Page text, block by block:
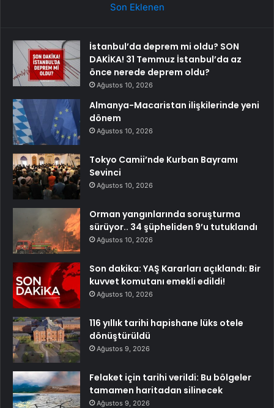
Son Eklenen
İstanbul’da deprem mi oldu? SON
DAKİKA! 31 Temmuz İstanbul’da az
önce nerede deprem oldu?
Ağustos 10, 2026
Almanya-Macaristan ilişkilerinde yeni
dönem
Ağustos 10, 2026
Tokyo Camii’nde Kurban Bayramı
Sevinci
Ağustos 10, 2026
Orman yangınlarında soruşturma
sürüyor.. 34 şüpheliden 9’u tutuklandı
Ağustos 10, 2026
Son dakika: YAŞ Kararları açıklandı: Bir
kuvvet komutanı emekli edildi!
Ağustos 10, 2026
116 yıllık tarihi hapishane lüks otele
dönüştürüldü
Ağustos 9, 2026
Felaket için tarihi verildi: Bu bölgeler
tamamen haritadan silinecek
Ağustos 9, 2026